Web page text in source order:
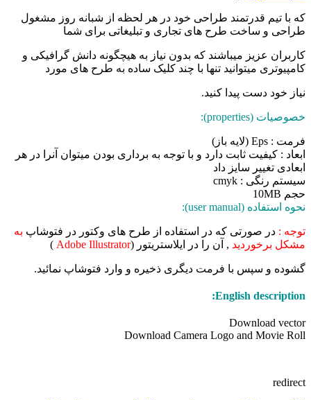
که با تیم قدرتمند طراحی خود در هر لحظه از شبانه روز مشغول
طراحی و ساخت طرح های تجاری و تبلیغاتی برای شما
کاربران عزیز میباشند که بدون نیاز به هیچگونه دانش گرافیکی و
کامپیوتری میتوانید تنها با چند کلیک ساده به طرح های مورد
نیاز خود دست پیدا کنید.
خصوصیات (properties):
فرمت : Eps (لایه باز)
ابعاد : کیفیت ثابت دارد و با توجه به برداری بودن میتوان آنرا در هر
ابعادی تغییر سایز داد
سیستم رنگی : cmyk
حجم 10MB
نحوه استفاده (user manual):
توجه : در صورتی که در استفاده از طرح های وکتور در فتوشاپ به
مشکل برخوردید , آن را در ایلاستریتور (Adobe Illustrator
)
گشوده و سپس با فرمت دیگری ذخیره و وارد فتوشاپ نمائید.
English description:
Download vector
Download Camera Logo and Movie Roll
redirect